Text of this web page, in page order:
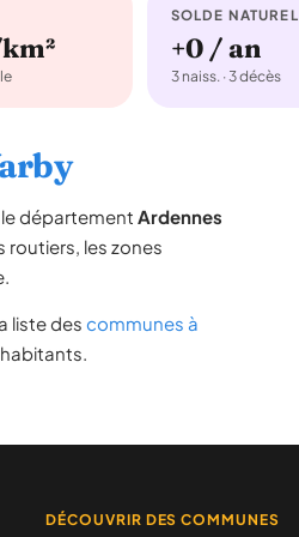
SOLDE NATUREL
+0 / an
3 naiss. · 3 décès
département Ardennes
routiers, les zones
liste des communes à
DÉCOUVRIR DES COMMUNES